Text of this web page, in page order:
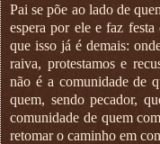
Pai se põe ao lado de
espera por ele e faz festa
que isso já é demais:
raiva, protestamos e
não é a comunidade de
quem, sendo pecador,
comunidade de quem
retomar o caminho em